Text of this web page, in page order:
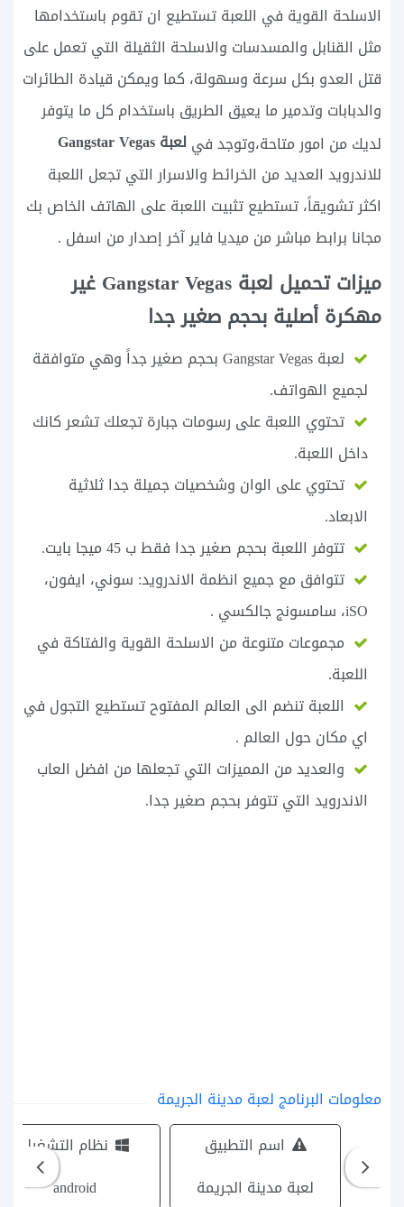
الاسلحة القوية في اللعبة تستطيع ان تقوم باستخدامها
مثل القنابل والمسدسات والاسلحة الثقيلة التي تعمل على
قتل العدو بكل سرعة وسهولة، كما ويمكن قيادة الطائرات
والدبابات وتدمير ما يعيق الطريق باستخدام كل ما يتوفر
لديك من امور متاحة،وتوجد في لعبة Gangstar Vegas
للاندرويد العديد من الخرائط والاسرار التي تجعل اللعبة
اكثر تشويقاً، تستطيع تثبيت اللعبة على الهاتف الخاص بك
مجانا برابط مباشر من ميديا فاير آخر إصدار من اسفل .
ميزات تحميل لعبة Gangstar Vegas غير
مهكرة أصلية بحجم صغير جدا
لعبة Gangstar Vegas بحجم صغير جداً وهي متوافقة
لجميع الهواتف.
تحتوي اللعبة على رسومات جبارة تجعلك تشعر كانك
داخل اللعبة.
تحتوي على الوان وشخصيات جميلة جدا ثلاثية
الابعاد.
تتوفر اللعبة بحجم صغير جدا فقط ب 45 ميجا بايت.
تتوافق مع جميع انظمة الاندرويد: سوني، ايفون،
iSO، سامسونج جالكسي .
مجموعات متنوعة من الاسلحة القوية والفتاكة في
اللعبة.
اللعبة تنضم الى العالم المفتوح تستطيع التجول في
اي مكان حول العالم .
والعديد من المميزات التي تجعلها من افضل العاب
الاندرويد التي تتوفر بحجم صغير جدا.
معلومات البرنامج لعبة مدينة الجريمة
اسم التطبيق
لعبة مدينة الجريمة
نظام التشغيل
android